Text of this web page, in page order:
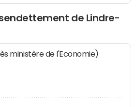
de Lindre-
ministère de l'Economie)